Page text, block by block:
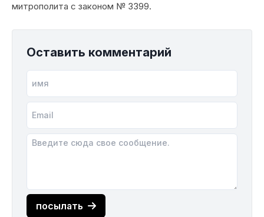
митрополита с законом № 3399.
Оставить комментарий
посылать